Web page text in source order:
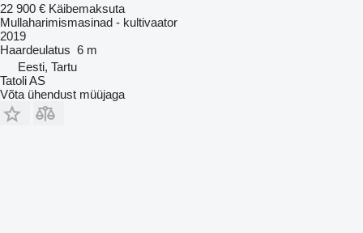
22 900 € Käibemaksuta
Mullaharimismasinad - kultivaator
2019
Haardeulatus 6 m
Eesti, Tartu
Tatoli AS
Võta ühendust müüjaga